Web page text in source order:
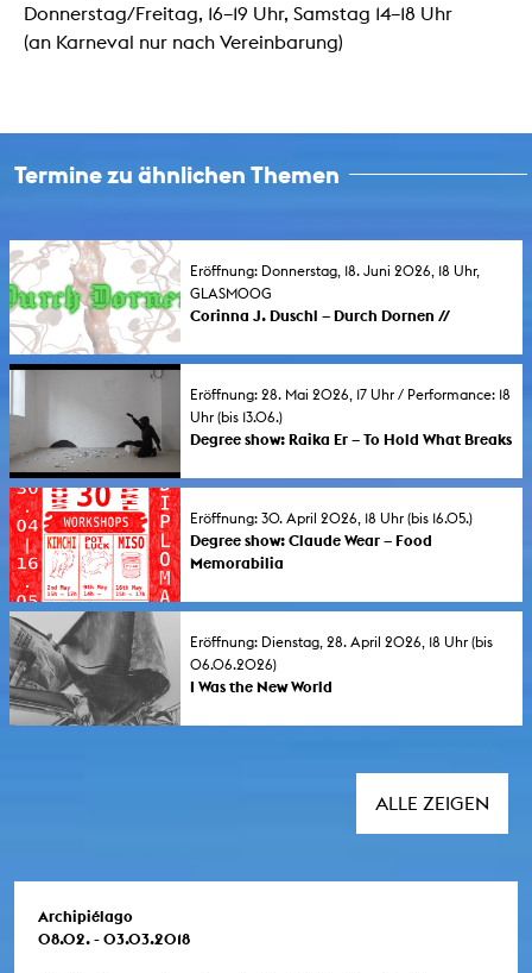
Donnerstag/Freitag, 16–19 Uhr, Samstag 14–18 Uhr
(an Karneval nur nach Vereinbarung)
Termine zu ähnlichen Themen
Eröffnung: Donnerstag, 18. Juni 2026, 18 Uhr,
GLASMOOG
Corinna J. Duschl – Durch Dornen //
In ihrer Diplomausstellung befasst sich
Narrativen und ihren historischen
Verflechtungen.
Eröffnung: 28. Mai 2026, 17 Uhr / Performance: 18
Uhr (bis 13.06.)
Degree show: Raika Er – To Hold What Breaks
gesellschaftlichen und politischen
der Diplomausstellung von Raika Er.
Eröffnung: 30. April 2026, 18 Uhr (bis 16.05.)
Degree show: Claude Wear – Food
Memorabilia
Workshops
Eröffnung: Dienstag, 28. April 2026, 18 Uhr (bis
06.06.2026)
I Was the New World
ALLE ZEIGEN
Archipiélago
08.02. - 03.03.2018